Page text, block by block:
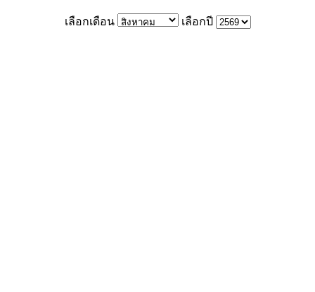
เลือกเดือน เลือกปี